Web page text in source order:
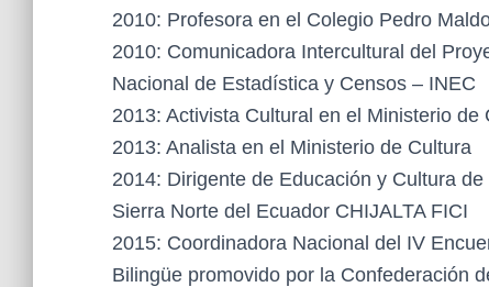
2010: Profesora en el Colegio Pedro
2010: Comunicadora Intercultural del
Nacional de Estadística y Censos – INEC
2013: Activista Cultural en el Ministerio de
2013: Analista en el Ministerio de Cultura
2014: Dirigente de Educación y Cultura
Sierra Norte del Ecuador CHIJALTA FICI
2015: Coordinadora Nacional del IV
Bilingüe promovido por la Confederación